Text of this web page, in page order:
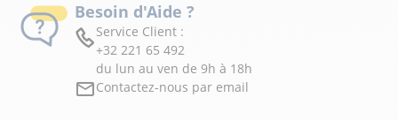
Besoin d'Aide ?
Service Client :
+32 221 65 492
du lun au ven de 9h à 18h
Contactez-nous par email